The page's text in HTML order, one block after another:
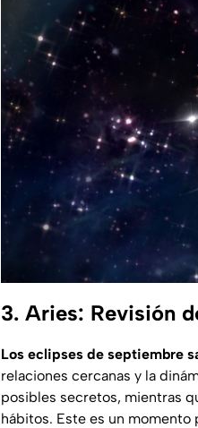
3. Aries: Revisión
Los eclipses de septiembre
relaciones cercanas y la
posibles secretos, mientras
hábitos. Este es un momento